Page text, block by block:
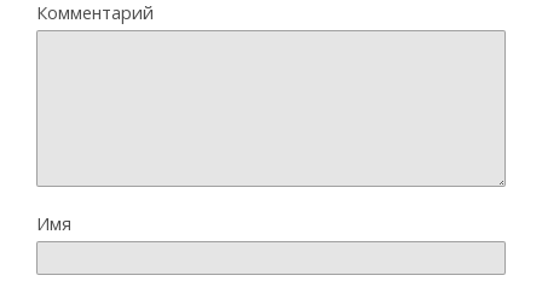
Комментарий
Имя